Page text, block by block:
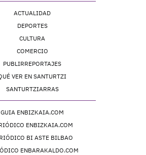
ACTUALIDAD
DEPORTES
CULTURA
COMERCIO
PUBLIRREPORTAJES
VER EN SANTURTZI
SANTURTZIARRAS
GUIA ENBIZKAIA.COM
ENBIZKAIA.COM
BI ASTE BILBAO
ENBARAKALDO.COM